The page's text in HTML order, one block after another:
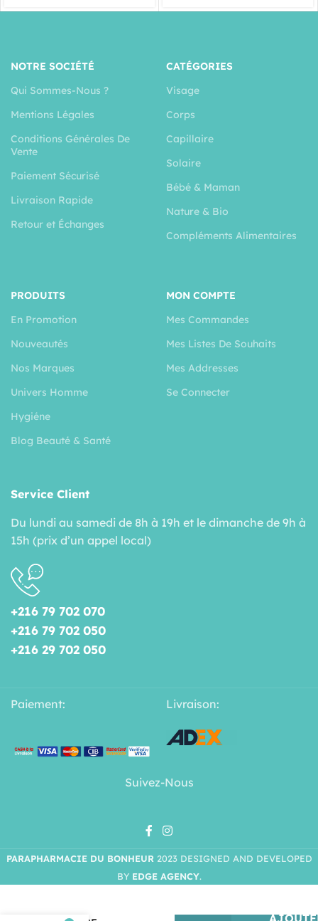
NOTRE SOCIÉTÉ
Qui Sommes-Nous ?
Mentions Légales
Conditions Générales De
Vente
Paiement Sécurisé
Livraison Rapide
Retour et Échanges
CATÉGORIES
Visage
Corps
Capillaire
Solaire
Bébé & Maman
Nature & Bio
Compléments Alimentaires
PRODUITS
En Promotion
Nouveautés
Nos Marques
Univers Homme
Hygiéne
Blog Beauté & Santé
MON COMPTE
Mes Commandes
Mes Listes De Souhaits
Mes Addresses
Se Connecter
Service Client
Du lundi au samedi de 8h à 19h et le dimanche de 9h à
15h (prix d’un appel local)
+216 79 702 070
+216 79 702 050
+216 29 702 050
Paiement: Livraison:
Suivez-Nous
PARAPHARMACIE DU BONHEUR 2023 DESIGNED AND DEVELOPED
BY EDGE AGENCY.
CHICCO